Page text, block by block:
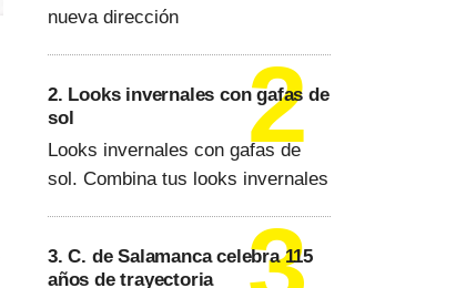
nueva dirección
2. Looks invernales con gafas de
sol
Looks invernales con gafas de
sol. Combina tus looks invernales
3. C. de Salamanca celebra 115
años de trayectoria